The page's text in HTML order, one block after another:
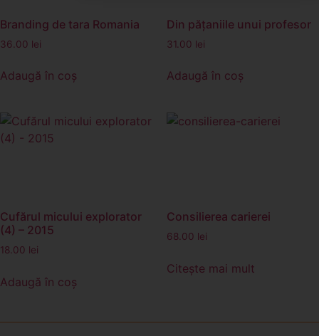
Branding de tara Romania
36.00 lei
Adaugă în coș
Din păţaniile unui profesor
31.00 lei
Adaugă în coș
Cufărul micului explorator
(4) – 2015
18.00 lei
Adaugă în coș
Consilierea carierei
68.00 lei
Citește mai mult